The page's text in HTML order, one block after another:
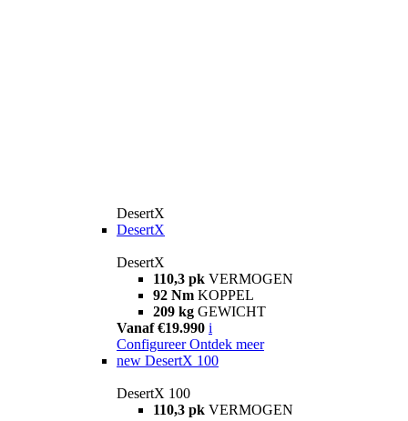
DesertX
DesertX
DesertX
110,3 pk VERMOGEN
92 Nm KOPPEL
209 kg GEWICHT
Vanaf €19.990 i
Configureer Ontdek meer
new DesertX 100
DesertX 100
110,3 pk VERMOGEN